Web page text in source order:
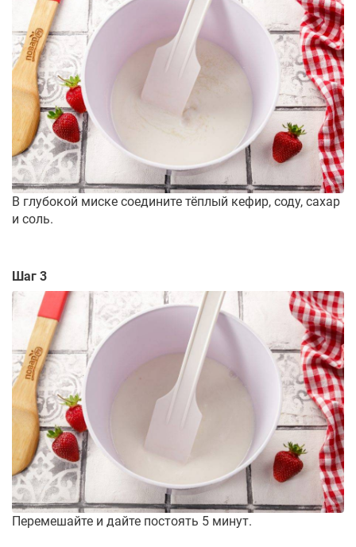
В глубокой миске соедините тёплый кефир, соду, сахар
и соль.
Шаг 3
Перемешайте и дайте постоять 5 минут.